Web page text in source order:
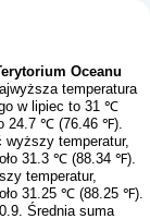
Oceanu
temperatura
w lipiec to 31 ℃
24.7 ℃ (76.46 ℉).
wyższy temperatur,
31.3 ℃ (88.34 ℉).
temperatur,
31.25 ℃ (88.25 ℉).
Średnia suma